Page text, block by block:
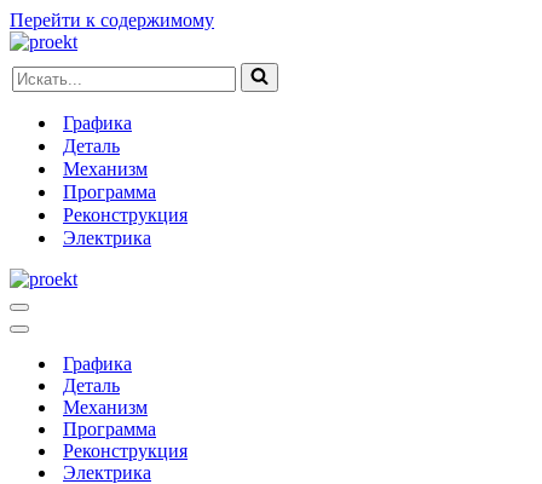
Перейти к содержимому
Искать...
Графика
Деталь
Механизм
Программа
Реконструкция
Электрика
Меню
навигации
Меню
навигацииГрафика
Деталь
Механизм
Программа
Реконструкция
Электрика